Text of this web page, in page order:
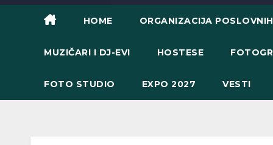
HOME ORGANIZACIJA
MUZIČARI I DJ-EVI HOSTESE
FOTO STUDIO EXPO 2027 VESTI